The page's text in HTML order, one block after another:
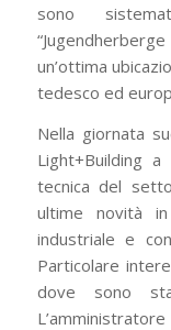
sono
un’ottima
tedesco ed
Nella giornata
Light+Building
tecnica del
ultime novità
industriale e
Particolare
dove sono